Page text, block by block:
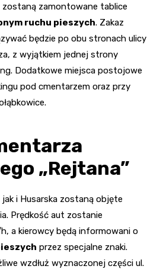
zamontowane tablice
ruchu pieszych. Zakaz
będzie po obu stronach ulicy
z wyjątkiem jednej strony
Dodatkowe miejsca postojowe
pod cmentarzem oraz przy
„Rejtana”
i Husarska zostaną objęte
Prędkość aut zostanie
a kierowcy będą informowani o
przez specjalne znaki.
wzdłuż wyznaczonej części ul.